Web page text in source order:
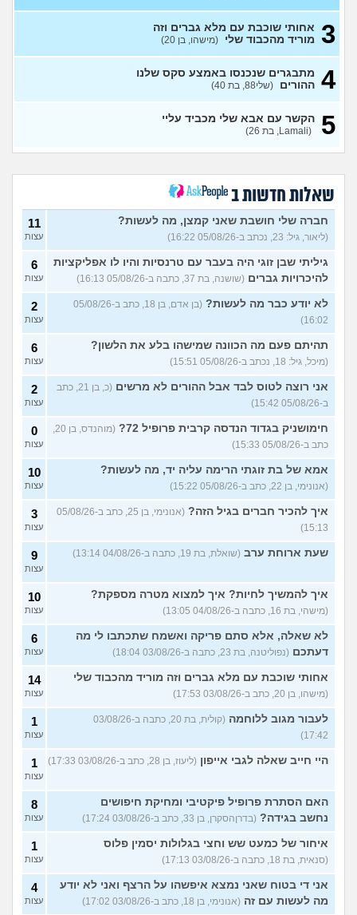
3
איך אני אמורה להתמודד עם
המצב?
(אנונימית, בת 21) עצות
אני רוצה לנתק איתו קשר ולא
נערה בת 18 שרוצה לצאת
ההורים
(אנונימי, בת 18)
סבתא אהובה, בודדה
ומשתוללת (רק נכד, בן 28)
4
האם אח שלי מקנא/שונא את
אשתי?
(אורי, בן 33)
8
עצות
הבת שלי מדוכדכת שאני ואביה
מבוגרים... איך מתמודדים? (.,
בת 45)
עצות
יש לי אפוטרופוס ואני לא מבין
למה
(זורו, בן 40)
5
עצות
לא יודע מה לעשות יותר עם
המשפחה שלי (יורם, בן 23) עצות
בן 10 לא רוצה שאנחנו ההורים
נהיה נוכחים במסיבת סיום של
הכיתה
(גורי, בן 42)
9
עצות
הטוב להשאר בבגד לאורך זמן
???
(מתלמדת, בת 50)
7
עצות
איך לומר להורים שאני רוצה
להיות חילוני?
(אהרן, בן 17)
9
עצות
עוד שאלות חדשות במדור
3 אחותי שוכבת עם מלא גברים וזה
מוריד מהכבוד שלי (מישהו, בן 20)
4 מתבגרים שנכנסו באמצע סקס שלנו
ההורים (שלי88, בת 40)
5 הקשר עם אבא שלי מכביד עליי
(Lamali, בת 26)
שאלות חדשות ב
חברה שלי חושבת שאני קמצן, מה לעשות?
(ליאור, גיל: 23, נכתב ב-05/08/26 16:22)
11
עצות
גיליתי שבן זוגי היה בעבר עם טרנסיות והיו לו אפליקציות
להיכרויות גברים (שושנה, בת 37, כתבה ב-05/08/26 16:13)
6
עצות
לא יודע כבר מה לעשות?
(בן אדם, בן 18, כתב ב-05/08/26
16:02)
2
עצות
תהיתם פעם מה הכוונה שמישהו בלע את הלשון?
(מיכל, גיל: 18, נכתב ב-05/08/26 15:51)
6
עצות
אני רוצה לטוס לבד אבל ההורים לא מרשים
(כ, בן 21, כתב
ב-05/08/26 15:42)
2
עצות
חימושניק בגדוד הנדסה קרבית פרופיל 72?
(מוהנדס, בן 20,
כתב ב-05/08/26 15:33)
0
עצות
אמא של בת זוגתי הרימה עליה יד, מה לעשות?
(אנונימי, בן 22, כתב ב-05/08/26 15:22)
10
עצות
איך להכיר חברים בגיל הזה?
(אנונימי, בן 25, כתב ב-05/08/26
15:13)
3
עצות
שעת ארוחת ערב (שואלת, בת 19, כתבה ב-04/08/26 13:14) 9
עצות
איך להמשיך לחיות? איך למצוא מטרה מספקת?
(מישהי, בת 16, כתבה ב-04/08/26 13:05)
10
עצות
לא שאלה, אלא סתם פריקה ואשמח שתכתבו לי מה
דעתכם (נפוליטנה, בת 23, כתבה ב-03/08/26 18:04)
6
עצות
אחותי שוכבת עם מלא גברים וזה מוריד מהכבוד שלי
(מישהו, בן 20, כתב ב-03/08/26 17:53)
14
עצות
לעבור מגוב ללוחמה
(קולית, בת 20, כתבה ב-03/08/26
17:42)
1
עצות
היי חייב שאלה לגבי אייפון (ליעוז, בן 28, כתב ב-03/08/26 17:33) 1
עצות
האם הסתרת פרופיל פיקטיבי ומחיקת חיפושים
נחשב בגידה? (בדרןהסקרן, בן 33, כתב ב-03/08/26 17:24)
8
עצות
איחור של כמעט שש וחצי בגלולות יסמין פלוס
(סנאית, בת 18, כתבה ב-03/08/26 17:13)
1
עצות
אני די בטוח שאני נמצא איפשהו על הרצף ואני לא יודע
מה לעשות עם זה (אנונימי, בן 18, כתב ב-03/08/26 17:02)
4
עצות